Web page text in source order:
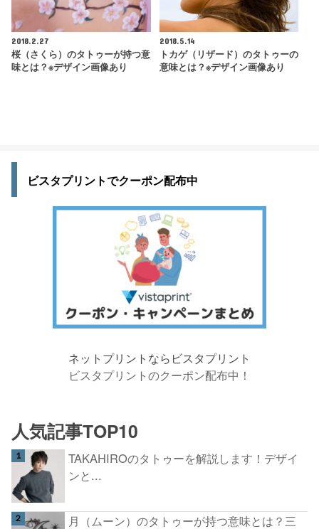
2018.2.27
桜（さくら）のタトゥーが持つ意
味とは？※デザイン画像あり
2018.5.14
トカゲ（リザード）のタトゥーの
意味とは？※デザイン画像あり
ビスタプリントでクーポン配布中
ネットプリントならビスタプリント
ビスタプリントのクーポン配布中！
人気記事TOP10
TAKAHIROのタトゥーを解説します！デザイ
ンと...
月（ムーン）のタトゥーが持つ意味とは？三